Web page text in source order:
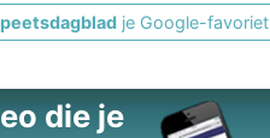
je Google-favoriet
die je